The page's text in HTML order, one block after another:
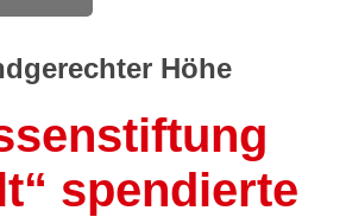
Höhe
spendierte